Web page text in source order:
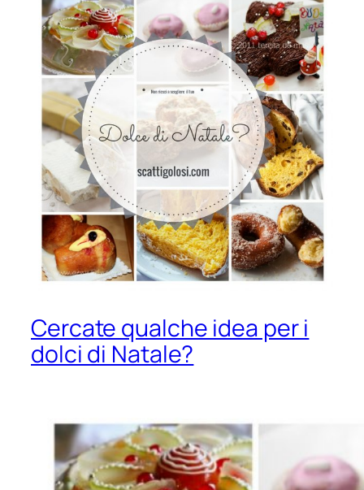
Cercate qualche idea per i
dolci di Natale?